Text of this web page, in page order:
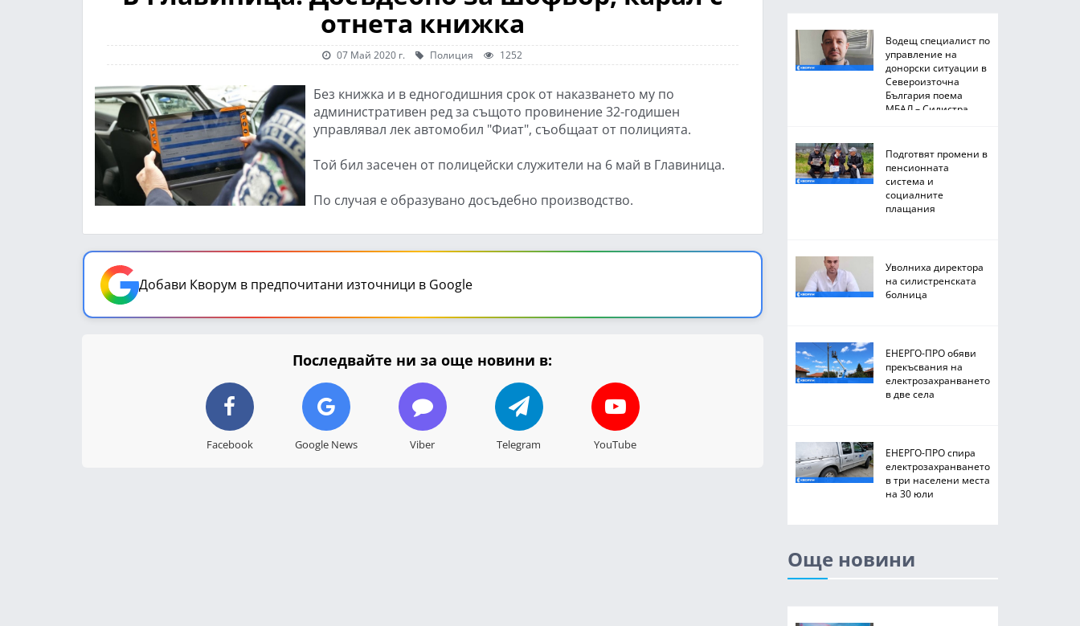
отнета книжка
07 Май 2020 г. Полиция 1252
Без книжка и в едногодишния срок от наказването му по
административен ред за същото провинение 32-годишен
управлявал лек автомобил "Фиат", съобщаат от полицията.
Той бил засечен от полицейски служители на 6 май в Главиница.
По случая е образувано досъдебно производство.
Добави Кворум в предпочитани източници в Google
Последвайте ни за още новини в:
Facebook Google News Viber Telegram YouTube
Водещ специалист по
управление на
донорски ситуации в
Североизточна
България поема
МБАЛ – Силистра
Подготвят промени в
пенсионната
система и
социалните
плащания
Уволниха директора
на силистренската
болница
ЕНЕРГО-ПРО обяви
прекъсвания на
електрозахранването
в две села
ЕНЕРГО-ПРО спира
електрозахранването
в три населени места
на 30 юли
Още новини